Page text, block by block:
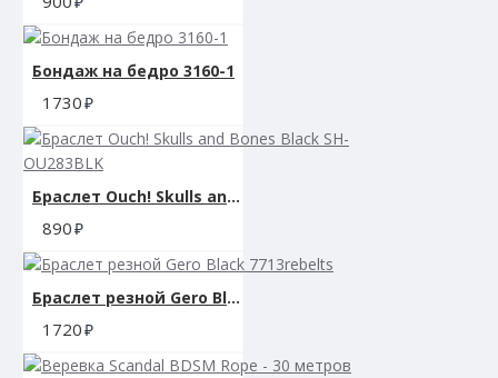
Бондаж на бедро 3160-1
1730
Браслет Ouch! Skulls and Bones Black SH-OU283BLK
890
Браслет резной Gero Black 7713rebelts
1720